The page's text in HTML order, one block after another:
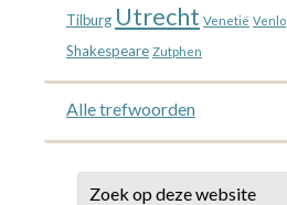
Tilburg Utrecht Venetië Venlo
Shakespeare Zutphen
Alle trefwoorden